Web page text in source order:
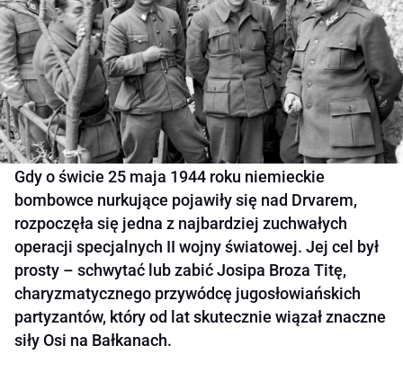
Gdy o świcie 25 maja 1944 roku niemieckie
bombowce nurkujące pojawiły się nad Drvarem,
rozpoczęła się jedna z najbardziej zuchwałych
operacji specjalnych II wojny światowej. Jej cel był
prosty – schwytać lub zabić Josipa Broza Titę,
charyzmatycznego przywódcę jugosłowiańskich
partyzantów, który od lat skutecznie wiązał znaczne
siły Osi na Bałkanach.